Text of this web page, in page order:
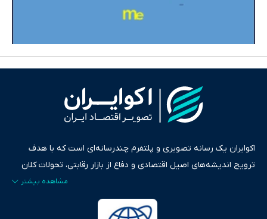
اکوایران یک رسانه تصویری و پلتفرم چندرسانه‌ای است که با هدف
ترویج اندیشه‌های اصیل اقتصادی و دفاع از بازار رقابتی، تحولات کلان
ایران و جهان را در قالب‌های ویدیو، پادکست، متن و گزارش‌های تحلیلی
پایش می‌کند. این رسانه به عنوان منبعی دقیق و قابل اعتماد، فراتر از
اطلاع‌رسانی صرف، به تبیین سیاست‌ها و کارکردهای بازارهای مالی،